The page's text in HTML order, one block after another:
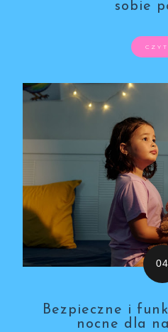
sobie
Bezpieczne i
nocne dla